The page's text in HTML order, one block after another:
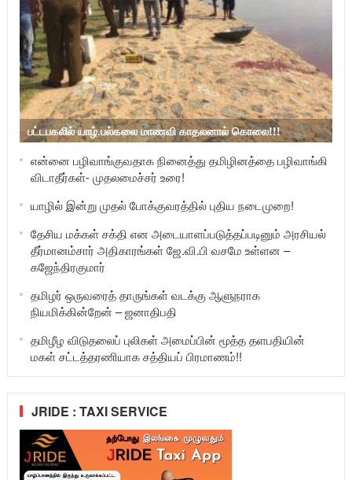
பட்டபகலில் யாழ்.பல்கலை மாணவி காதலனால் கொலை!!!
என்னை பழிவாங்குவதாக நினைத்து தமிழினத்தை பழிவாங்கி
விடாதீர்கள்- முதலமைச்சர் உரை!
யாழில் இன்று முதல் போக்குவரத்தில் புதிய நடைமுறை!
தேசிய மக்கள் சக்தி என அடையாளப்படுத்தப்படினும் அரசியல்
தீர்மானம்சார் அதிகாரங்கள் ஜே.வி.பி வசமே உள்ளன –
கஜேந்திரகுமார்
தமிழர் ஒருவரைத் தாருங்கள் வடக்கு ஆளுநராக
நியமிக்கின்றேன் – ஜனாதிபதி
தமிழீழ விடுதலைப் புலிகள் அமைப்பின் மூத்த தளபதியின்
மகள் சட்டத்தரணியாக சத்தியப் பிரமாணம்!!
JRIDE : TAXI SERVICE